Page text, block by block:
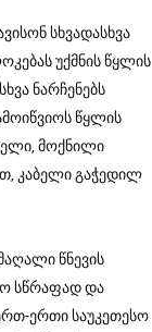
სხვადასხვა
უქმნის წყლის
ნარჩენებს
წყლის
მოქნილი
კაბელი გაჭედილ
წნევის
სწრაფად და
ერთი საუკეთესო